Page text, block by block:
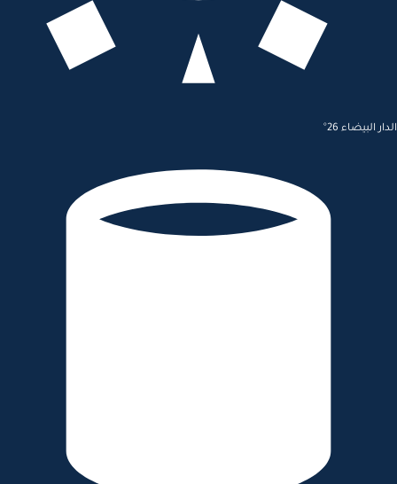
الدار البيضاء 26°